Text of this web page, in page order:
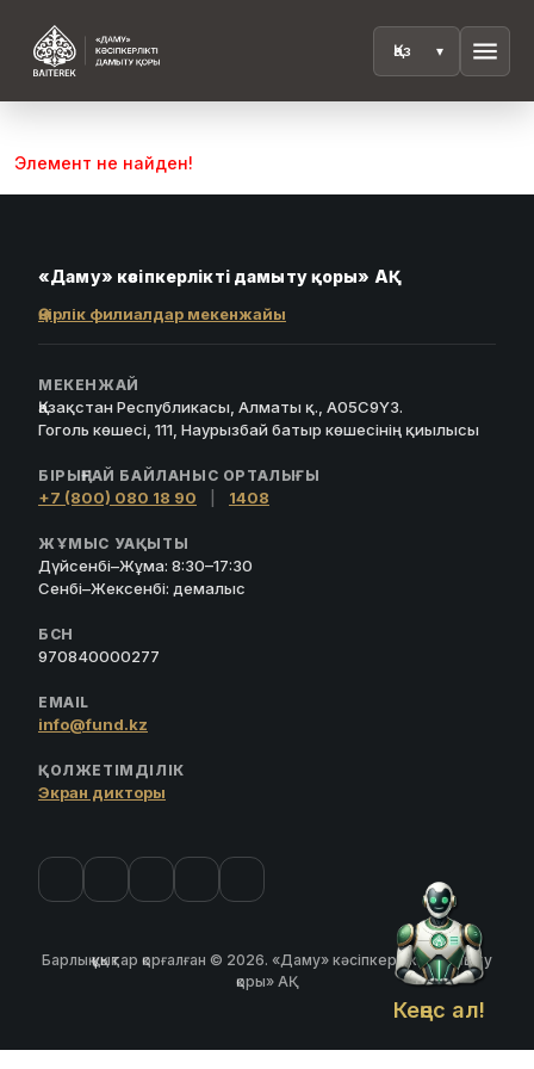
menu
Кеңес ал!
Элемент не найден!
«Даму» кәсіпкерлікті дамыту қоры» АҚ
Өңірлік филиалдар мекенжайы
МЕКЕНЖАЙ
Қазақстан Республикасы, Алматы қ., A05C9Y3.
Гоголь көшесі, 111, Наурызбай батыр көшесінің қиылысы
БІРЫҢҒАЙ БАЙЛАНЫС ОРТАЛЫҒЫ
+7 (800) 080 18 90 1408
ЖҰМЫС УАҚЫТЫ
Дүйсенбі–Жұма: 8:30–17:30
Сенбі–Жексенбі: демалыс
БСН
970840000277
EMAIL
info@fund.kz
ҚОЛЖЕТІМДІЛІК
Экран дикторы
Барлық құқықтар қорғалған © 2026. «Даму» кәсіпкерлікті дамыту
қоры» АҚ